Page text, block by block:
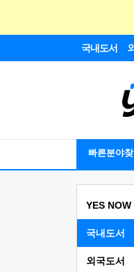
국내도서
빠른분야찾
YES NOW
국내도서
외국도서